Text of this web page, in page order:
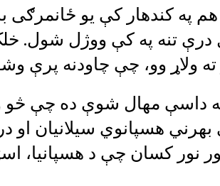
په کندهار کې یو
درې تنه په کې ووژل شول.
ولاړ وو، چې چاودنه پرې
داسې مهال شوې ده چې
هسپانوي سیلانیان او
کسان چې د هسپانیا،